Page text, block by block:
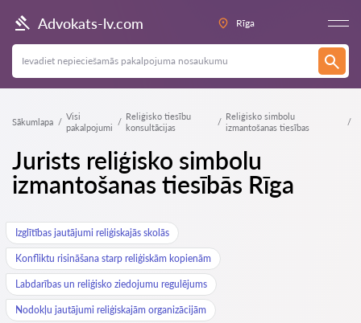
Advokats-lv.com Rīga
Sākumlapa
Visi
pakalpojumi
Reliģisko tiesību
konsultācijas
Reliģisko simbolu
izmantošanas tiesības
Jurists reliģisko simbolu
izmantošanas tiesībās Rīga
Izglītības jautājumi reliģiskajās skolās
Konfliktu risināšana starp reliģiskām kopienām
Labdarības un reliģisko ziedojumu regulējums
Nodokļu jautājumi reliģiskajām organizācijām